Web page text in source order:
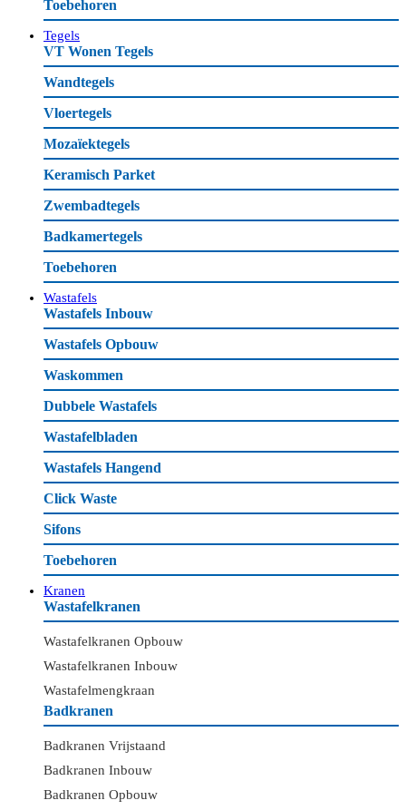
Toebehoren
Tegels
VT Wonen Tegels
Wandtegels
Vloertegels
Mozaïektegels
Keramisch Parket
Zwembadtegels
Badkamertegels
Toebehoren
Wastafels
Wastafels Inbouw
Wastafels Opbouw
Waskommen
Dubbele Wastafels
Wastafelbladen
Wastafels Hangend
Click Waste
Sifons
Toebehoren
Kranen
Wastafelkranen
Wastafelkranen Opbouw
Wastafelkranen Inbouw
Wastafelmengkraan
Badkranen
Badkranen Vrijstaand
Badkranen Inbouw
Badkranen Opbouw